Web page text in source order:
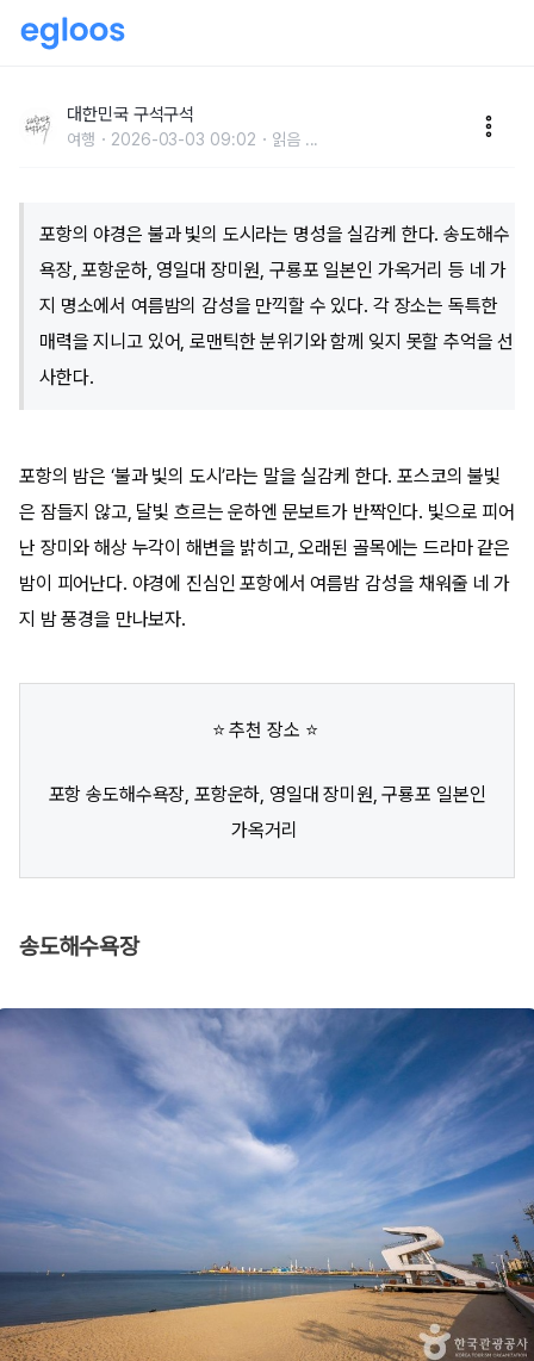
송도해수욕장, 포항운하, 영일대 장미원, 구룡포 일본인
가옥거리
대한민국 구석구석
여행 2026-03-03 09:02 읽음 ...
포항의 야경은 불과 빛의 도시라는 명성을 실감케 한다. 송도해수
욕장, 포항운하, 영일대 장미원, 구룡포 일본인 가옥거리 등 네 가
지 명소에서 여름밤의 감성을 만끽할 수 있다. 각 장소는 독특한
매력을 지니고 있어, 로맨틱한 분위기와 함께 잊지 못할 추억을 선
사한다.
포항의 밤은 ‘불과 빛의 도시’라는 말을 실감케 한다. 포스코의 불빛
은 잠들지 않고, 달빛 흐르는 운하엔 문보트가 반짝인다. 빛으로 피어
난 장미와 해상 누각이 해변을 밝히고, 오래된 골목에는 드라마 같은
밤이 피어난다. 야경에 진심인 포항에서 여름밤 감성을 채워줄 네 가
지 밤 풍경을 만나보자.
⭐ 추천 장소 ⭐
포항 송도해수욕장, 포항운하, 영일대 장미원, 구룡포 일본인
가옥거리
송도해수욕장